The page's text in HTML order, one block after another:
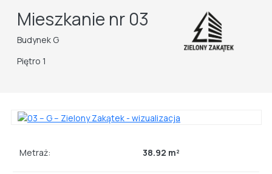
Mieszkanie nr 03
Budynek G
Piętro 1
Metraż: 38.92 m²